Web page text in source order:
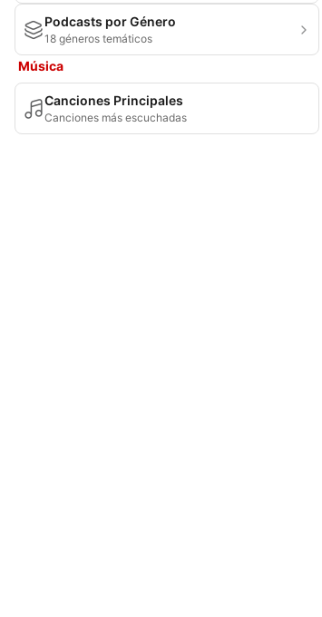
Podcasts por Género
18 géneros temáticos
Música
Canciones Principales
Canciones más escuchadas